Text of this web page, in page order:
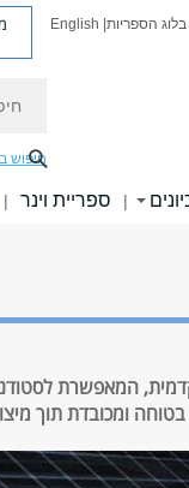
הספריות
חיפוש
| ספריית וינר |
המאפשרת
ומכובדת תוך